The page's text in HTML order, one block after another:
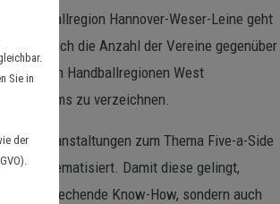
Handballregion Hannover-Weser-Leine geht
hat sich die Anzahl der Vereine gegenüber
in den Handballregionen West
an Teams zu verzeichnen.
zum Thema Five-a-Side
thematisiert. Damit diese gelingt,
entsprechende Know-How, sondern auch
Sie in
der